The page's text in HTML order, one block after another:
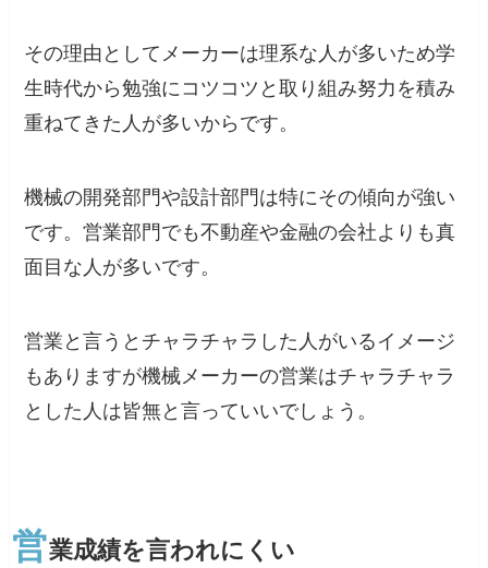
その理由としてメーカーは理系な人が多いため学
生時代から勉強にコツコツと取り組み努力を積み
重ねてきた人が多いからです。
機械の開発部門や設計部門は特にその傾向が強い
です。営業部門でも不動産や金融の会社よりも真
面目な人が多いです。
営業と言うとチャラチャラした人がいるイメージ
もありますが機械メーカーの営業はチャラチャラ
とした人は皆無と言っていいでしょう。
営業成績を言われにくい